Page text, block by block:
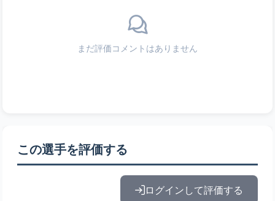
まだ評価コメントはありません
この選手を評価する
ログインして評価する